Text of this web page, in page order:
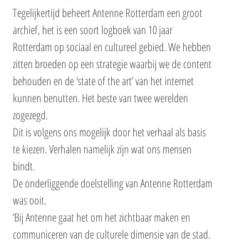
Tegelijkertijd beheert Antenne Rotterdam een groot
archief, het is een soort logboek van 10 jaar
Rotterdam op sociaal en cultureel gebied. We hebben
zitten broeden op een strategie waarbij we de content
behouden en de ‘state of the art’ van het internet
kunnen benutten. Het beste van twee werelden
zogezegd.
Dit is volgens ons mogelijk door het verhaal als basis
te kiezen. Verhalen namelijk zijn wat ons mensen
bindt.
De onderliggende doelstelling van Antenne Rotterdam
was ooit.
‘Bij Antenne gaat het om het zichtbaar maken en
communiceren van de culturele dimensie van de stad.